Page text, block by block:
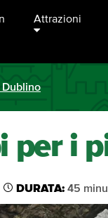
Attrazioni
Dublino
per i
DURATA: 45